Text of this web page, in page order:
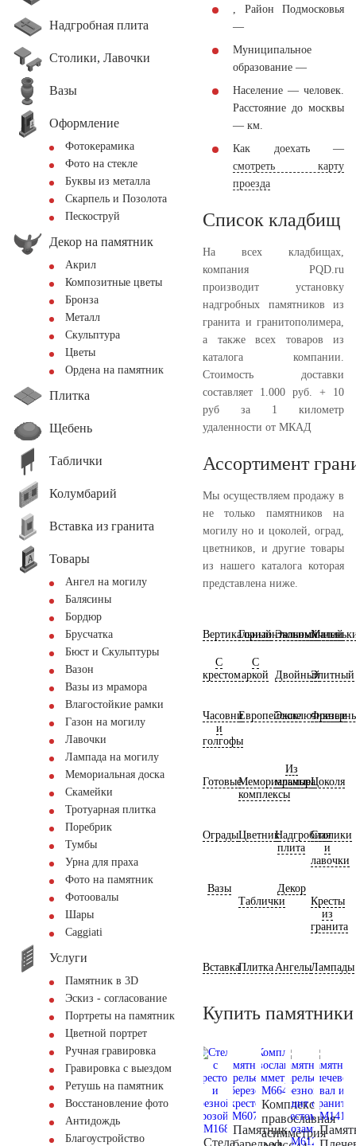
Надгробная плита
Столики, Лавочки
Вазы
Оформление
Фотокерамика
Фото на стекле
Буквы из металла
Скарпель и Позолота
Пескоструй
Декор на памятник
Акрил
Композитные цветы
Бронза
Металл
Скульптура
Цветы
Ордена на памятник
Плитка
Щебень
Таблички
Колумбарий
Вставка из гранита
Товары
Ангел на могилу
Балясины
Бордюр
Брусчатка
Бюст и Скульптуры
Вазон
Вазы из мрамора
Влагостойкие рамки
Газон на могилу
Лавочки
Лампада на могилу
Мемориальная доска
Скамейки
Тротуарная плитка
Поребрик
Тумбы
Урна для праха
Фото на памятник
Фотоовалы
Шары
Сaggiati
Услуги
Памятник в 3D
Эскиз - согласование
Портреты на памятник
Цветной портрет
Ручная гравировка
Гравировка с выездом
Ретушь на памятник
Восстановление фото
Антидождь
Благоустройство
, Район Подмосковья
—
Муниципальное
образование —
Население — человек.
Расстояние до москвы
— км.
Как доехать —
смотреть карту
проезда
Список кладбищ
На всех кладбищах,
компания PQD.ru
производит установку
надгробных памятников из
гранита и гранитополимера,
а также всех товаров из
каталога компании.
Стоимость доставки
составляет 1.000 руб. + 10
руб за 1 километр
удаленности от МКАД
Ассортимент
Мы осуществляем продажу в
не только памятников на
могилу но и цоколей, оград,
цветников, и другие товары
из нашего каталога которая
представлена ниже.
ВертикальныйГоризонтальный
Экономичный
С
крестом
С
аркой
ДвойныйЭлитный
Часовни
и
голгофы
ЕвропейскиеЭксклюзивные
ГотовыеМемориальные
комплексы
Из
мрамораЦоколя
ОградыЦветникНадгробная
плита
Столики
и
лавочки
Вазы
Таблички
Декор
Кресты
из
гранита
ВставкаПлитка АнгелыЛампады
Купить
Стела
Памятник
Комплекс
православная
асимметрия